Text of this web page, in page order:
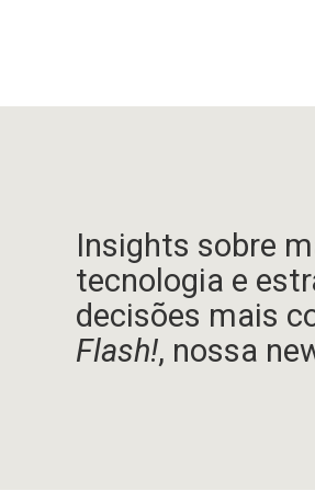
Insights sobre
tecnologia e
decisões mais
Flash!, nossa